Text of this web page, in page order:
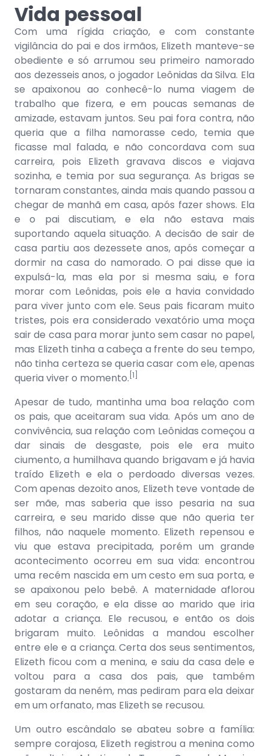
Vida pessoal
Com uma rígida criação, e com constante
vigilância do pai e dos irmãos, Elizeth manteve-se
obediente e só arrumou seu primeiro namorado
aos dezesseis anos, o jogador Leônidas da Silva. Ela
se apaixonou ao conhecê-lo numa viagem de
trabalho que fizera, e em poucas semanas de
amizade, estavam juntos. Seu pai fora contra, não
queria que a filha namorasse cedo, temia que
ficasse mal falada, e não concordava com sua
carreira, pois Elizeth gravava discos e viajava
sozinha, e temia por sua segurança. As brigas se
tornaram constantes, ainda mais quando passou a
chegar de manhã em casa, após fazer shows. Ela
e o pai discutiam, e ela não estava mais
suportando aquela situação. A decisão de sair de
casa partiu aos dezessete anos, após começar a
dormir na casa do namorado. O pai disse que ia
expulsá-la, mas ela por si mesma saiu, e fora
morar com Leônidas, pois ele a havia convidado
para viver junto com ele. Seus pais ficaram muito
tristes, pois era considerado vexatório uma moça
sair de casa para morar junto sem casar no papel,
mas Elizeth tinha a cabeça a frente do seu tempo,
não tinha certeza se queria casar com ele, apenas
queria viver o momento. [1]
Apesar de tudo, mantinha uma boa relação com
os pais, que aceitaram sua vida. Após um ano de
convivência, sua relação com Leônidas começou a
dar sinais de desgaste, pois ele era muito
ciumento, a humilhava quando brigavam e já havia
traído Elizeth e ela o perdoado diversas vezes.
Com apenas dezoito anos, Elizeth teve vontade de
ser mãe, mas saberia que isso pesaria na sua
carreira, e seu marido disse que não queria ter
filhos, não naquele momento. Elizeth repensou e
viu que estava precipitada, porém um grande
acontecimento ocorreu em sua vida: encontrou
uma recém nascida em um cesto em sua porta, e
se apaixonou pelo bebê. A maternidade aflorou
em seu coração, e ela disse ao marido que iria
adotar a criança. Ele recusou, e então os dois
brigaram muito. Leônidas a mandou escolher
entre ele e a criança. Certa dos seus sentimentos,
Elizeth ficou com a menina, e saiu da casa dele e
voltou para a casa dos pais, que também
gostaram da neném, mas pediram para ela deixar
em um orfanato, mas Elizeth se recusou.
Um outro escândalo se abateu sobre a família:
sempre corajosa, Elizeth registrou a menina como